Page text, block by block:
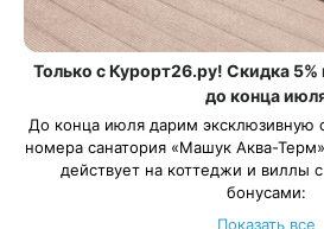
Только с Курорт26.ру! Скидка
до конца
До конца июля дарим эксклюзивную
номера санатория «Машук Аква-
действует на коттеджи и виллы
бонусами:
Номера Cottage 4*. Уютный номер
Показать все